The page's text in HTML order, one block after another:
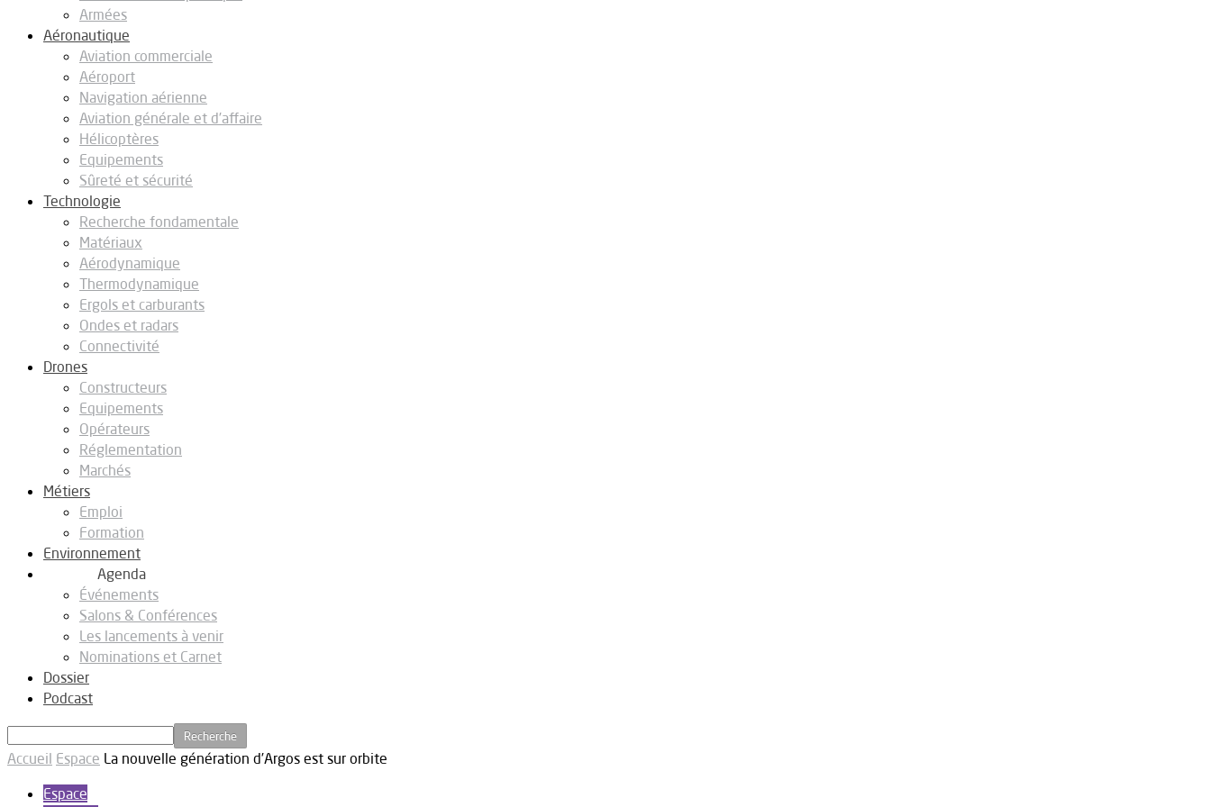
Armées
Aéronautique
Aviation commerciale
Aéroport
Navigation aérienne
Aviation générale et d’affaire
Hélicoptères
Equipements
Sûreté et sécurité
Technologie
Recherche fondamentale
Matériaux
Aérodynamique
Thermodynamique
Ergols et carburants
Ondes et radars
Connectivité
Drones
Constructeurs
Equipements
Opérateurs
Réglementation
Marchés
Métiers
Emploi
Formation
Environnement
Agenda
Événements
Salons & Conférences
Les lancements à venir
Nominations et Carnet
Dossier
Podcast
Accueil Espace La nouvelle génération d’Argos est sur orbite
Espace